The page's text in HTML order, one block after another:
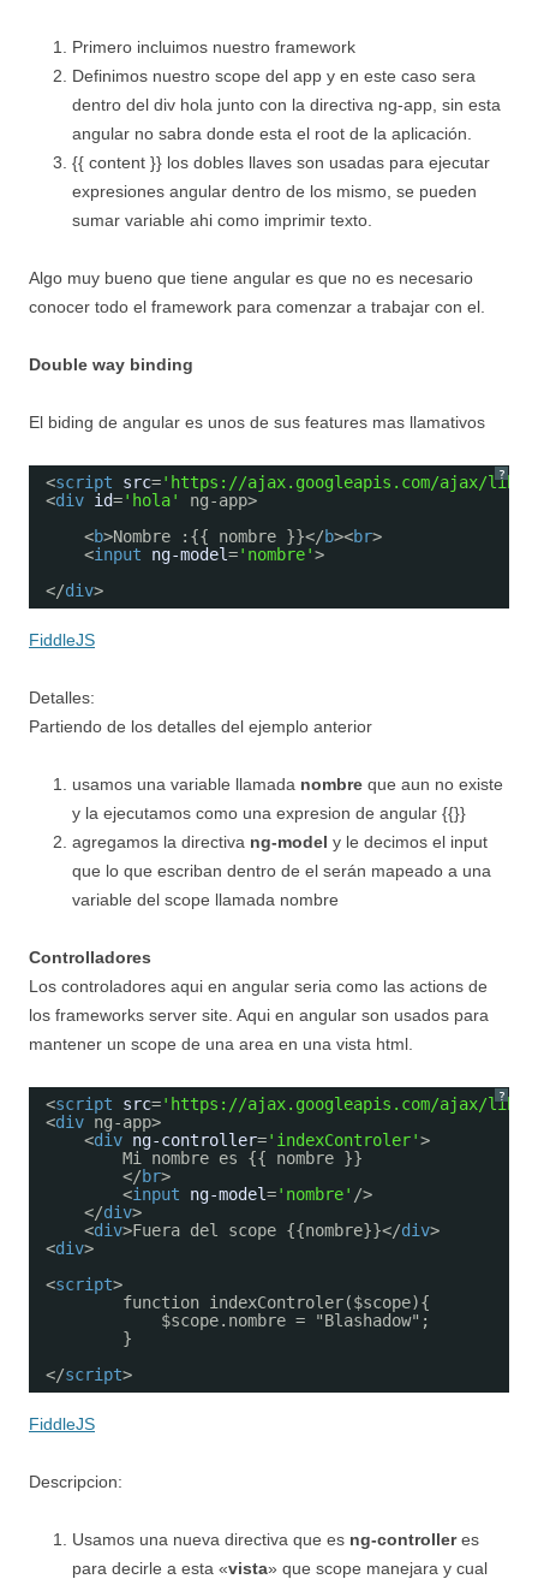
Primero incluimos nuestro framework
Definimos nuestro scope del app y en este caso sera
dentro del div hola junto con la directiva ng-app, sin esta
angular no sabra donde esta el root de la aplicación.
{{ content }} los dobles llaves son usadas para ejecutar
expresiones angular dentro de los mismo, se pueden
sumar variable ahi como imprimir texto.
Algo muy bueno que tiene angular es que no es necesario
conocer todo el framework para comenzar a trabajar con el.
Double way binding
El biding de angular es unos de sus features mas llamativos
?
<script src='https://ajax.googleapis.com/ajax/
<div id='hola'
ng-app>
<b>Nombre :{{ nombre }}</b><br>
<input ng-model='nombre'>
</div>
FiddleJS
Detalles:
Partiendo de los detalles del ejemplo anterior
usamos una variable llamada nombre que aun no existe
y la ejecutamos como una expresion de angular {{}}
agregamos la directiva ng-model y le decimos el input
que lo que escriban dentro de el serán mapeado a una
variable del scope llamada nombre
Controlladores
Los controladores aqui en angular seria como las actions de
los frameworks server site. Aqui en angular son usados para
mantener un scope de una area en una vista html.
?
<script src='https://ajax.googleapis.com/ajax/
<div ng-app>
<div ng-controller='indexControler'>
Mi nombre es {{ nombre }}
</br>
<input ng-model='nombre' />
</div>
<div>Fuera del scope {{nombre}}</div>
<div>
<script>
function indexControler($scope){
$scope.nombre = "Blashadow";
}
</script>
FiddleJS
Descripcion:
Usamos una nueva directiva que es ng-controlleres
para decirle a esta «vista» que scope manejara y cual